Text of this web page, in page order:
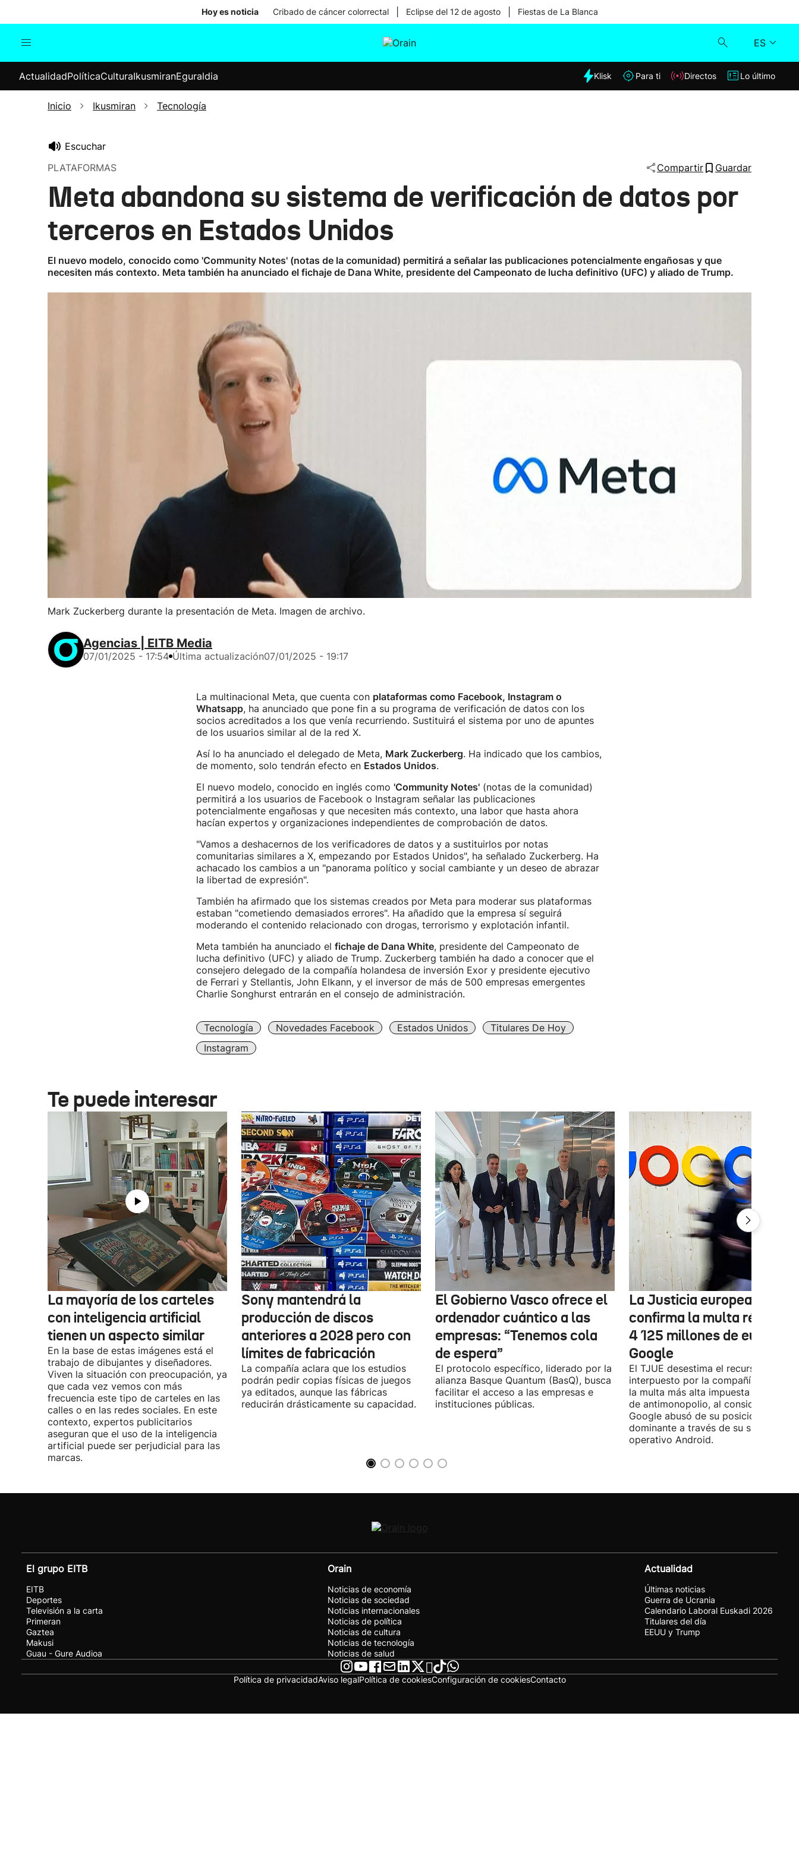
Hoy es noticia Cribado de cáncer colorrectal Eclipse del 12 de agosto Fiestas de La Blanca
ES
Internacional
Elecciones
Klisk
Lo último
ActualidadPolíticaCulturaIkusmiranEguraldia Klisk Para ti Directos Lo último
Inicio Ikusmiran Tecnología
Escuchar
PLATAFORMAS
Compartir Guardar
Meta abandona su sistema de verificación de datos por
terceros en Estados Unidos
El nuevo modelo, conocido como 'Community Notes' (notas de la comunidad) permitirá a señalar las publicaciones potencialmente engañosas y que
necesiten más contexto. Meta también ha anunciado el fichaje de Dana White, presidente del Campeonato de lucha definitivo (UFC) y aliado de Trump.
Mark Zuckerberg durante la presentación de Meta. Imagen de archivo.
Agencias | EITB Media
07/01/2025 - 17:54 Última actualización07/01/2025 - 19:17
La multinacional Meta, que cuenta con plataformas como Facebook, Instagram o
Whatsapp, ha anunciado que pone fin a su programa de verificación de datos con los
socios acreditados a los que venía recurriendo. Sustituirá el sistema por uno de apuntes
de los usuarios similar al de la red X.
Así lo ha anunciado el delegado de Meta, Mark Zuckerberg. Ha indicado que los cambios,
de momento, solo tendrán efecto en Estados Unidos.
El nuevo modelo, conocido en inglés como 'Community Notes'(notas de la comunidad)
permitirá a los usuarios de Facebook o Instagram señalar las publicaciones
potencialmente engañosas y que necesiten más contexto, una labor que hasta ahora
hacían expertos y organizaciones independientes de comprobación de datos.
"Vamos a deshacernos de los verificadores de datos y a sustituirlos por notas
comunitarias similares a X, empezando por Estados Unidos", ha señalado Zuckerberg. Ha
achacado los cambios a un "panorama político y social cambiante y un deseo de abrazar
la libertad de expresión".
También ha afirmado que los sistemas creados por Meta para moderar sus plataformas
estaban "cometiendo demasiados errores". Ha añadido que la empresa sí seguirá
moderando el contenido relacionado con drogas, terrorismo y explotación infantil.
Meta también ha anunciado el fichaje de Dana White, presidente del Campeonato de
lucha definitivo (UFC) y aliado de Trump. Zuckerberg también ha dado a conocer que el
consejero delegado de la compañía holandesa de inversión Exor y presidente ejecutivo
de Ferrari y Stellantis, John Elkann, y el inversor de más de 500 empresas emergentes
Charlie Songhurst entrarán en el consejo de administración.
Tecnología Novedades Facebook Estados Unidos
Titulares De Hoy
Instagram
Te puede interesar
La mayoría de los carteles
con inteligencia artificial
tienen un aspecto similar
En la base de estas imágenes está el
trabajo de dibujantes y diseñadores.
Viven la situación con preocupación, ya
que cada vez vemos con más
frecuencia este tipo de carteles en las
calles o en las redes sociales. En este
contexto, expertos publicitarios
aseguran que el uso de la inteligencia
artificial puede ser perjudicial para las
marcas.
Sony mantendrá la
producción de discos
anteriores a 2028 pero con
límites de fabricación
La compañía aclara que los estudios
podrán pedir copias físicas de juegos
ya editados, aunque las fábricas
reducirán drásticamente su capacidad.
El Gobierno Vasco ofrece el
ordenador cuántico a las
empresas: “Tenemos cola
de espera”
El protocolo específico, liderado por la
alianza Basque Quantum (BasQ), busca
facilitar el acceso a las empresas e
instituciones públicas.
La Justicia europea
confirma la multa récord
4 125 millones de euros a
Google
El TJUE desestima el recurso
interpuesto por la compañía y
la multa más alta impuesta en un
de antimonopolio, al considerar que
Google abusó de su posición
dominante a través de su sistema
operativo Android.
El grupo EITB
EITB
Deportes
Televisión a la carta
Primeran
Gaztea
Makusi
Guau - Gure Audioa
Orain
Noticias de economía
Noticias de sociedad
Noticias internacionales
Noticias de política
Noticias de cultura
Noticias de tecnología
Noticias de salud
Actualidad
Últimas noticias
Guerra de Ucrania
Calendario Laboral Euskadi 2026
Titulares del día
EEUU y Trump
Política de privacidadAviso legalPolítica de cookiesConfiguración de cookiesContacto